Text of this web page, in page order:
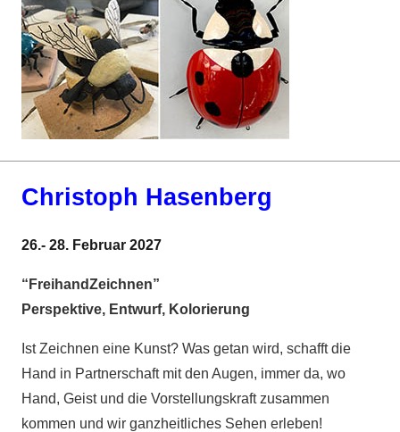
Christoph Hasenberg
26.- 28. Februar 2027
“FreihandZeichnen”
Perspektive, Entwurf, Kolorierung
Ist Zeichnen eine Kunst? Was getan wird, schafft die
Hand in Partnerschaft mit den Augen, immer da, wo
Hand, Geist und die Vorstellungskraft zusammen
kommen und wir ganzheitliches Sehen erleben!